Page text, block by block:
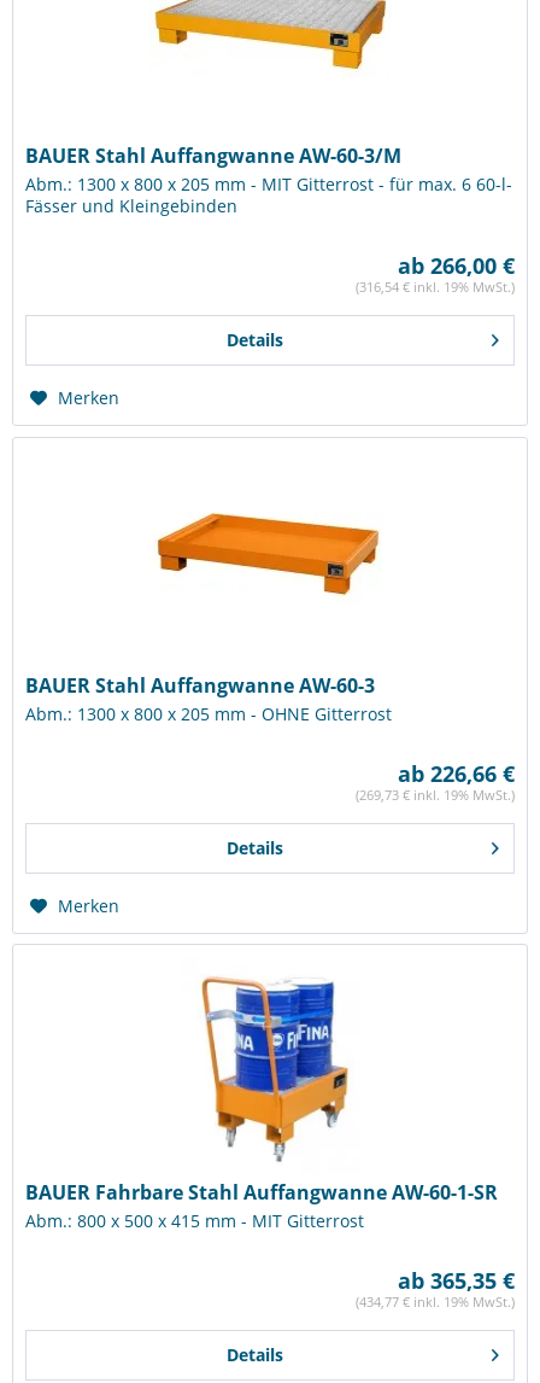
BAUER Stahl Auffangwanne AW-60-3/M
Abm.: 1300 x 800 x 205 mm - MIT Gitterrost - für max. 6 60-l-
Fässer und Kleingebinden
ab 266,00 €
(316,54 € inkl. 19% MwSt.)
Details
Merken
BAUER Stahl Auffangwanne AW-60-3
Abm.: 1300 x 800 x 205 mm - OHNE Gitterrost
ab 226,66 €
(269,73 € inkl. 19% MwSt.)
Details
Merken
BAUER Fahrbare Stahl Auffangwanne AW-60-1-SR
Abm.: 800 x 500 x 415 mm - MIT Gitterrost
ab 365,35 €
(434,77 € inkl. 19% MwSt.)
Details